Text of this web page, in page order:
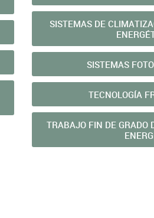
SISTEMAS DE
SISTEMAS
TECNOLOGÍ­A
TRABAJO FIN DE GRADO